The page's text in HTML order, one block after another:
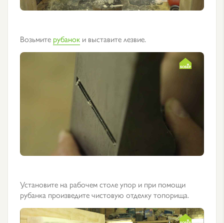
Возьмите рубанок и выставите лезвие.
Установите на рабочем столе упор и при помощи
рубанка произведите чистовую отделку топорища.